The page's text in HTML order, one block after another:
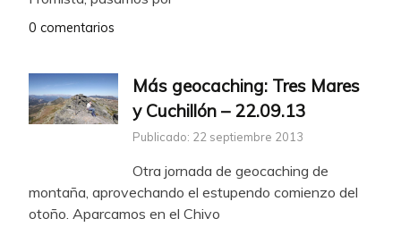
0 comentarios
Más geocaching: Tres Mares
y Cuchillón – 22.09.13
Publicado: 22 septiembre 2013
Otra jornada de geocaching de
montaña, aprovechando el estupendo comienzo del
otoño. Aparcamos en el Chivo